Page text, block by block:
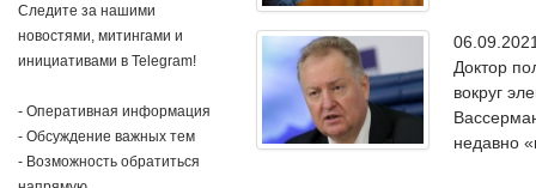
Следите за нашими
новостями, митингами и
инициативами в Telegram!
- Оперативная информация
- Обсуждение важных тем
- Возможность обратиться
Доктор
вокруг
недавно